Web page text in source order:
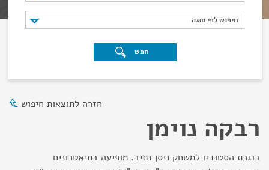
חיפוש לפי סוגה
חיפוש לפי סוגה
חפש
חזרה לתוצאות חיפוש
רבקה נוימן
בוגרת הסטודיו למשחק ניסן נתיב. מופיעה בתיאטרונים